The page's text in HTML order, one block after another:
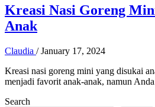
Kreasi Nasi Goreng
Anak
Claudia / January 17, 2024
Kreasi nasi goreng mini yang disukai
menjadi favorit anak-anak, namun
Search